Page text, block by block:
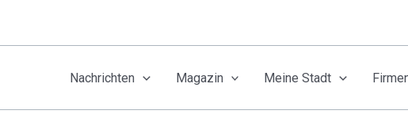
Nachrichten Magazin Meine Stadt